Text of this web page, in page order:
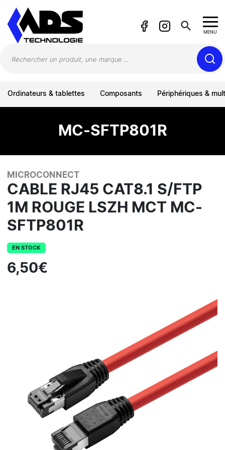
search MENU
Ordinateurs & tablettes Composants Périphériques &
MC-SFTP801R
MICROCONNECT
CABLE RJ45 CAT8.1 S/FTP
1M ROUGE LSZH MCT MC-
SFTP801R
EN STOCK
6,50€